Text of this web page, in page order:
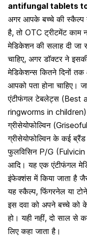
antifungal tablets
अगर आपके बच्चे की स्कैल्प
है, तो OTC ट्रीटमेंट
मेडिकेशन की सलाह दी जा
चाहिए, अगर डॉक्टर ने
मेडिकेशन्स कितने दिनों तक
आपको पता होना चाहिए।
एंटीफंगल टेबलेट्स (Best
ringworms in children)
ग्रीसेयोफोल्विन
ग्रीसेयोफोल्विन के कई
फुलविसिन P/G
आदि। यह एक एंटीफंगल
इंफेक्शंस में किया जाता है
यह स्कैल्प, फिंगरनेल या
इस दवा को अपने बच्चे को
हो। यही नहीं, दो साल से
लिए कहा जाता है।